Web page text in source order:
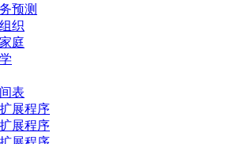
预测
织
庭
表
展程序
展程序